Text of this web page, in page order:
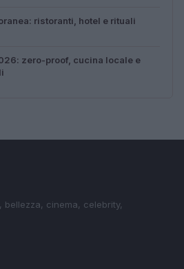
ristoranti, hotel e rituali
zero-proof, cucina locale e
bellezza, cinema, celebrity,